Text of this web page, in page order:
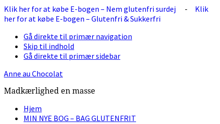
Klik her for at købe E-bogen – Nem glutenfri surdej - Klik
her for at købe E-bogen – Glutenfri & Sukkerfri
Gå direkte til primær navigation
Skip til indhold
Gå direkte til primær sidebar
Anne au Chocolat
Madkærlighed en masse
Hjem
MIN NYE BOG – BAG GLUTENFRIT